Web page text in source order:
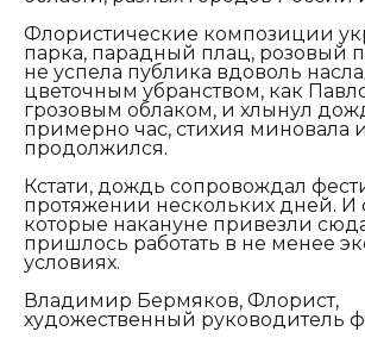
Флористические композиции
парка, парадный плац, розовый
не успела публика вдоволь
цветочным убранством, как
грозовым облаком, и хлынул
примерно час, стихия миновала
продолжился.
Кстати, дождь сопровождал
протяжении нескольких дней. И
которые накануне привезли
пришлось работать в не менее
условиях.
Владимир Бермяков, Флорист,
художественный руководитель